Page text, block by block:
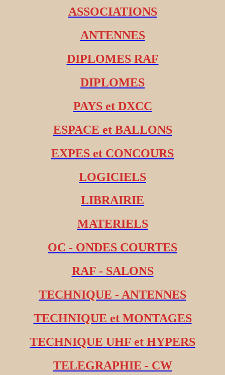
ASSOCIATIONS
ANTENNES
DIPLOMES RAF
DIPLOMES
PAYS et DXCC
ESPACE et BALLONS
EXPES et CONCOURS
LOGICIELS
LIBRAIRIE
MATERIELS
OC - ONDES COURTES
RAF - SALONS
TECHNIQUE - ANTENNES
TECHNIQUE et MONTAGES
TECHNIQUE UHF et HYPERS
TELEGRAPHIE - CW